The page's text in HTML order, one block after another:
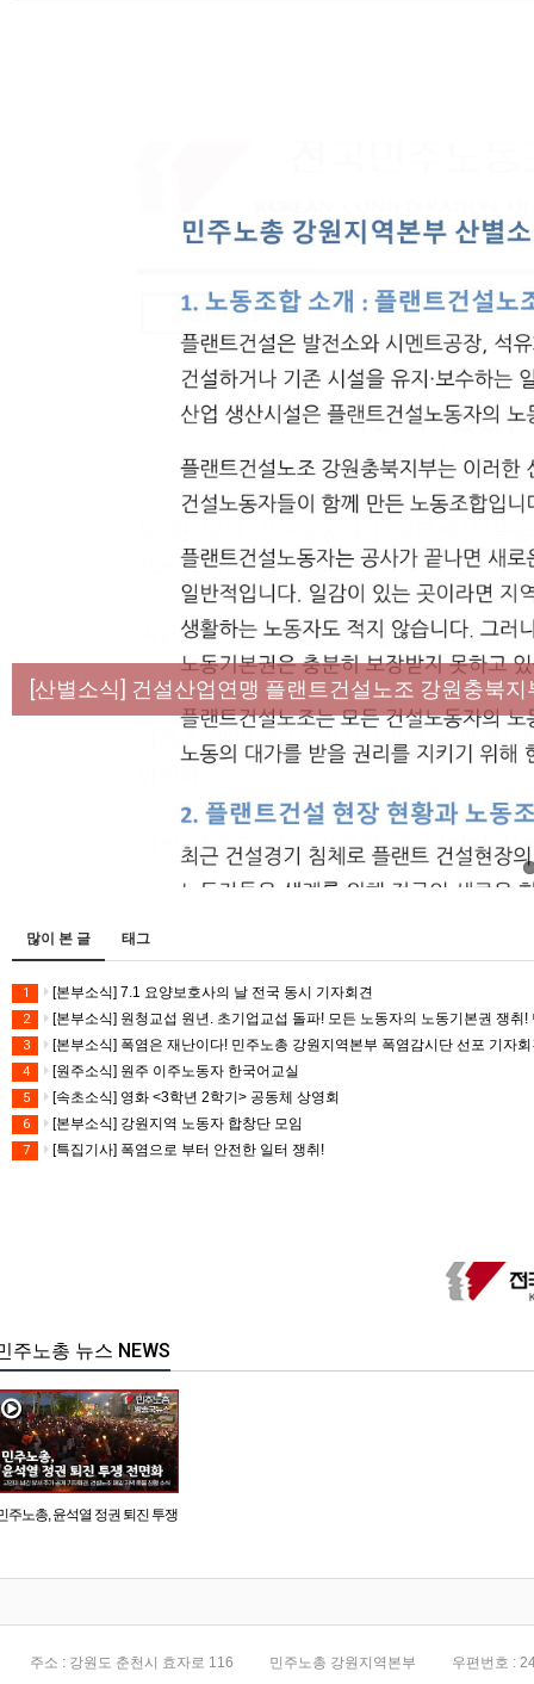
[성명] 막을 수 있었던 죽음, HL만도가 책임져라 : 청
[산별소식] 건설산업연맹 플랜트건설노조 강원충북지
[강릉,속초,원주,춘천] 폭염감시단 사업 이모저모
[조합원☆인터뷰] 서비스연맹 전국학교비정규직노동
[본부소식] 강원지역 노동자 합창단 모임
많이 본 글 태그
1 [본부소식] 7.1 요양보호사의 날 전국 동시 기자회견
2 [본부소식] 원청교섭 원년. 초기업교섭 돌파! 모든 노동자의 노동기본권 쟁취
3 [본부소식] 폭염은 재난이다! 민주노총 강원지역본부 폭염감시단 선포 기자
4 [원주소식] 원주 이주노동자 한국어교실
5 [속초소식] 영화 <3학년 2학기> 공동체 상영회
6 [본부소식] 강원지역 노동자 합창단 모임
7 [특집기사] 폭염으로 부터 안전한 일터 쟁취!
주노총 뉴스 NEWS
주노총, 윤석열 정권 퇴진 투쟁
주소 : 강원도 춘천시 효자로 116 민주노총 강원지역본부 우편번호 :